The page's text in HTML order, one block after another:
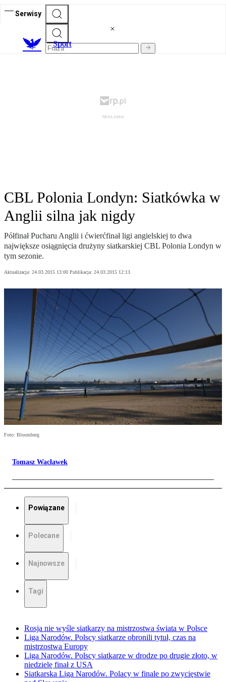
Serwisy
Sport
CBL Polonia Londyn: Siatkówka w
Anglii silna jak nigdy
Półfinał Pucharu Anglii i ćwierćfinał ligi angielskiej to dwa
największe osiągnięcia drużyny siatkarskiej CBL Polonia Londyn w
tym sezonie.
Aktualizacja: 24.03.2015 13:00 Publikacja: 24.03.2015 12:13
Foto: Bloomberg
Tomasz Wacławek
Powiązane
Polecane
Najnowsze
Tagi
Rosja nie wyśle siatkarzy na mistrzostwa świata w Polsce
Liga Narodów. Polscy siatkarze obronili tytuł, czas na
mistrzostwa Europy
Liga Narodów. Polscy siatkarze w drodze po drugie złoto, w
niedzielę finał z USA
Siatkarska Liga Narodów. Polacy w finale po zwycięstwie